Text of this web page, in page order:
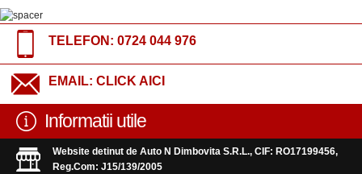
TELEFON: 0724 044 976
EMAIL: CLICK AICI
Informatii utile
Website detinut de Auto N Dimbovita S.R.L., CIF: RO17199456,
Reg.Com: J15/139/2005